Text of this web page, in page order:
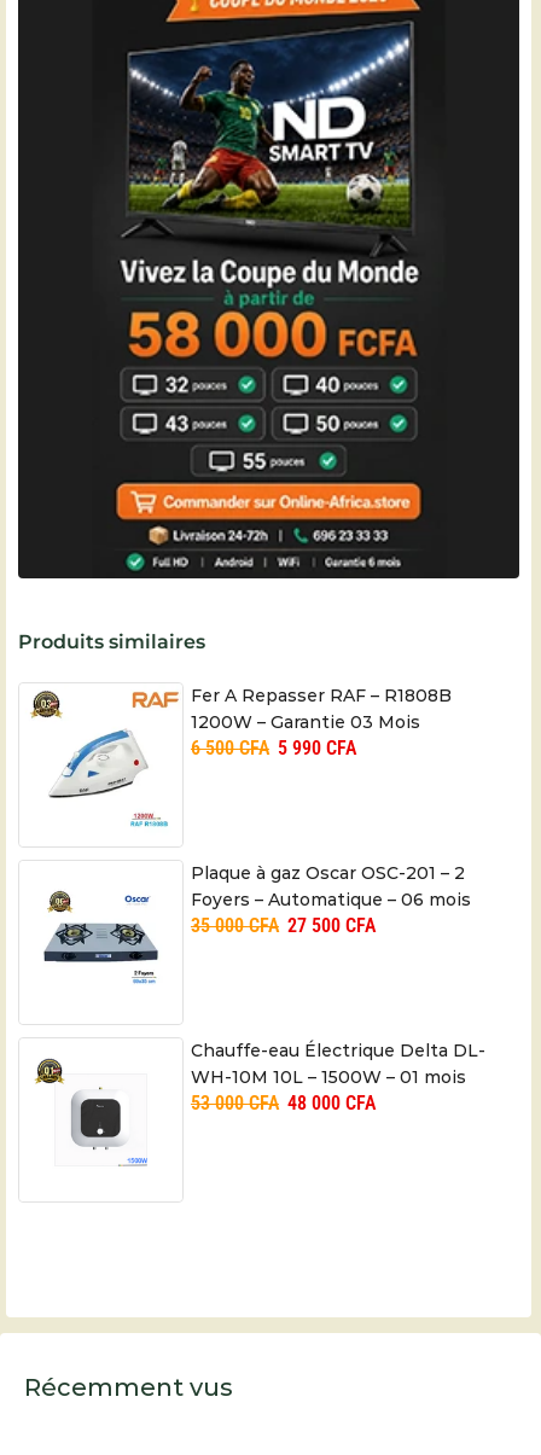
Produits similaires
Fer A Repasser RAF – R1808B
1200W – Garantie 03 Mois
6 500CFA 5 990 CFA
Plaque à gaz Oscar OSC-201 – 2
Foyers – Automatique – 06 mois
35 000CFA 27 500 CFA
Chauffe-eau Électrique Delta DL-
WH-10M 10L – 1500W – 01 mois
53 000CFA 48 000 CFA
Récemment vus